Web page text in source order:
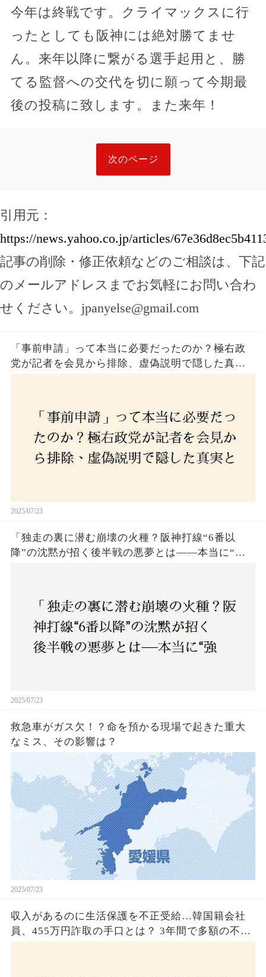
今年は終戦です。クライマックスに行
ったとしても阪神には絶対勝てませ
ん。来年以降に繋がる選手起用と、勝
てる監督への交代を切に願って今期最
後の投稿に致します。また来年！
次のページ
引用元：
https://news.yahoo.co.jp/articles/
記事の削除・修正依頼などのご相談は、下記
のメールアドレスまでお気軽にお問い合わ
せください。 jpanyelse@gmail.com
「事前申請」って本当に必要だったのか？極右政
党が記者を会見から排除、虚偽説明で隠した真実
2025/07/23
「独走の裏に潜む崩壊の火種？阪神打線“6番以
降”の沈黙が招く後半戦の悪夢とは——本当に“強
2025/07/23
救急車がガス欠！？命を預かる現場で起きた重大
なミス、その影響は？
2025/07/23
収入があるのに生活保護を不正受給…韓国籍会社
員、455万円詐取の手口とは？ 3年間で多額の不正